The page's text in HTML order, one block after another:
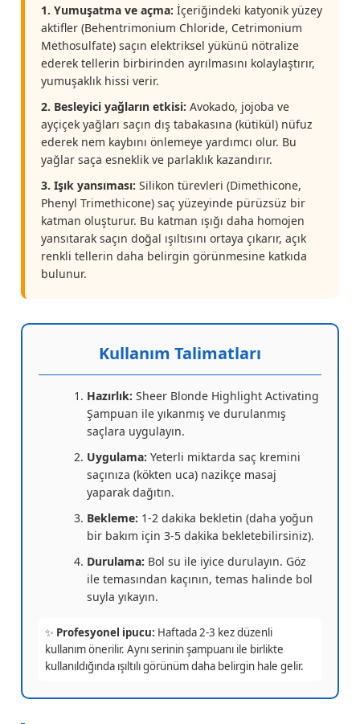
1. Yumuşatma ve açma: İçeriğindeki katyonik yüzey
aktifler (Behentrimonium Chloride, Cetrimonium
Methosulfate) saçın elektriksel yükünü nötralize
ederek tellerin birbirinden ayrılmasını kolaylaştırır,
yumuşaklık hissi verir.
2. Besleyici yağların etkisi: Avokado, jojoba ve
ayçiçek yağları saçın dış tabakasına (kütikül) nüfuz
ederek nem kaybını önlemeye yardımcı olur. Bu
yağlar saça esneklik ve parlaklık kazandırır.
3. Işık yansıması: Silikon türevleri (Dimethicone,
Phenyl Trimethicone) saç yüzeyinde pürüzsüz bir
katman oluşturur. Bu katman ışığı daha homojen
yansıtarak saçın doğal ışıltısını ortaya çıkarır, açık
renkli tellerin daha belirgin görünmesine katkıda
bulunur.
Kullanım Talimatları
Hazırlık: Sheer Blonde Highlight Activating
Şampuan ile yıkanmış ve durulanmış
saçlara uygulayın.
Uygulama: Yeterli miktarda saç kremini
saçınıza (kökten uca) nazikçe masaj
yaparak dağıtın.
Bekleme: 1-2 dakika bekletin (daha yoğun
bir bakım için 3-5 dakika bekletebilirsiniz).
Durulama: Bol su ile iyice durulayın. Göz
ile temasından kaçının, temas halinde bol
suyla yıkayın.
✨ Profesyonel ipucu: Haftada 2-3 kez düzenli
kullanım önerilir. Aynı serinin şampuanı ile birlikte
kullanıldığında ışıltılı görünüm daha belirgin hale gelir.